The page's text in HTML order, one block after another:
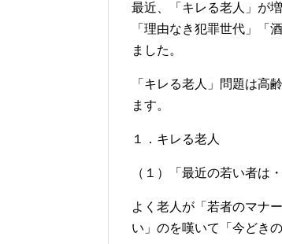
最近、「キレる老人」が
「理由なき犯罪世代」「
ました。
「キレる老人」問題は高
ます。
１．キレる老人
（１）「最近の若い者は
よく老人が「若者のマナ
い」のを嘆いて「今どき